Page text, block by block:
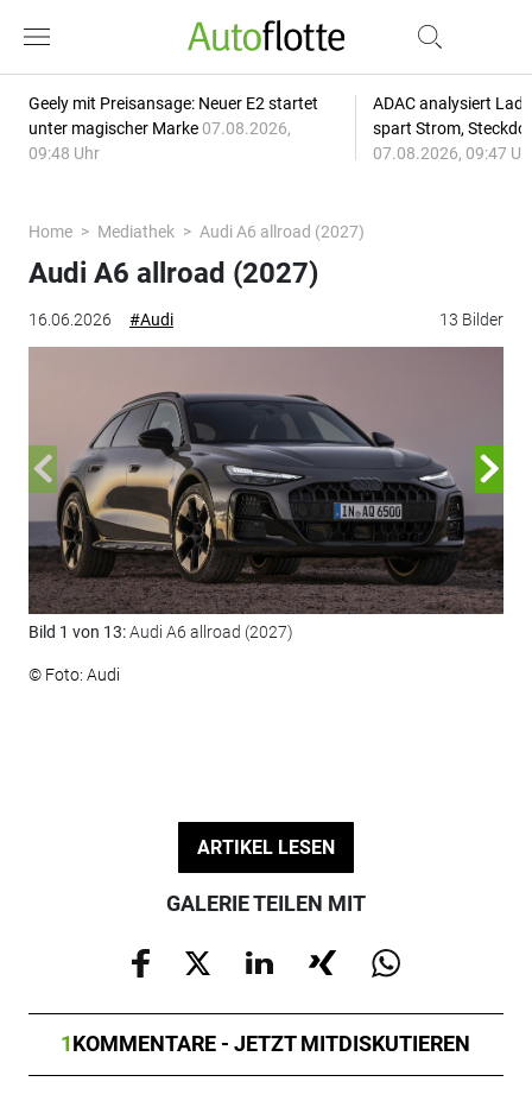
Geely mit Preisansage: Neuer E2 startet
unter magischer Marke 07.08.2026,
09:48 Uhr
ADAC analysiert
spart Strom,
07.08.2026, 09:47
Home Mediathek Audi A6 allroad (2027)
16.06.2026 #Audi 13 Bilder
Audi A6 allroad (2027)
Bild 1 von 13:Audi A6 allroad (2027)
© Foto: Audi
ARTIKEL LESEN
GALERIE TEILEN MIT
1KOMMENTARE - JETZT MITDISKUTIEREN